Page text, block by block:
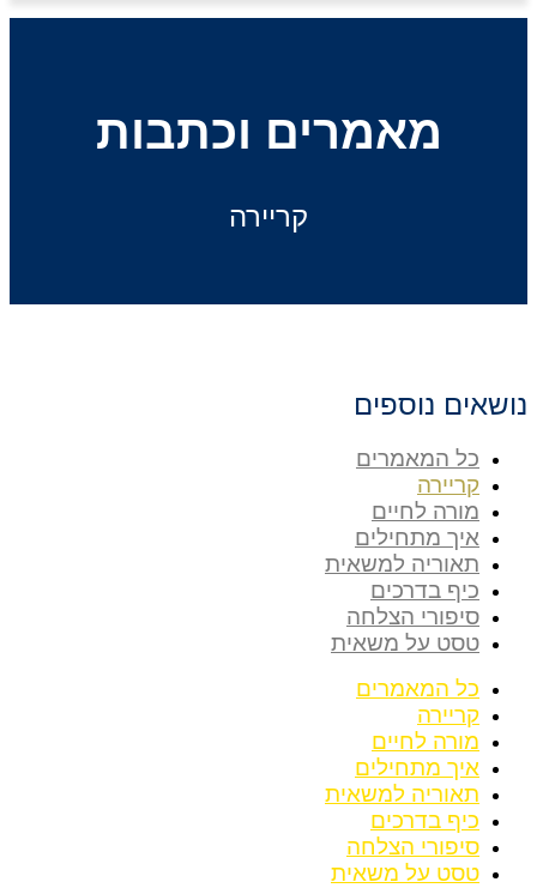
מאמרים וכתבות
קריירה
נושאים נוספים
כל המאמרים
קריירה
מורה לחיים
איך מתחילים
תאוריה למשאית
כיף בדרכים
סיפורי הצלחה
טסט על משאית
כל המאמרים
קריירה
מורה לחיים
איך מתחילים
תאוריה למשאית
כיף בדרכים
סיפורי הצלחה
טסט על משאית